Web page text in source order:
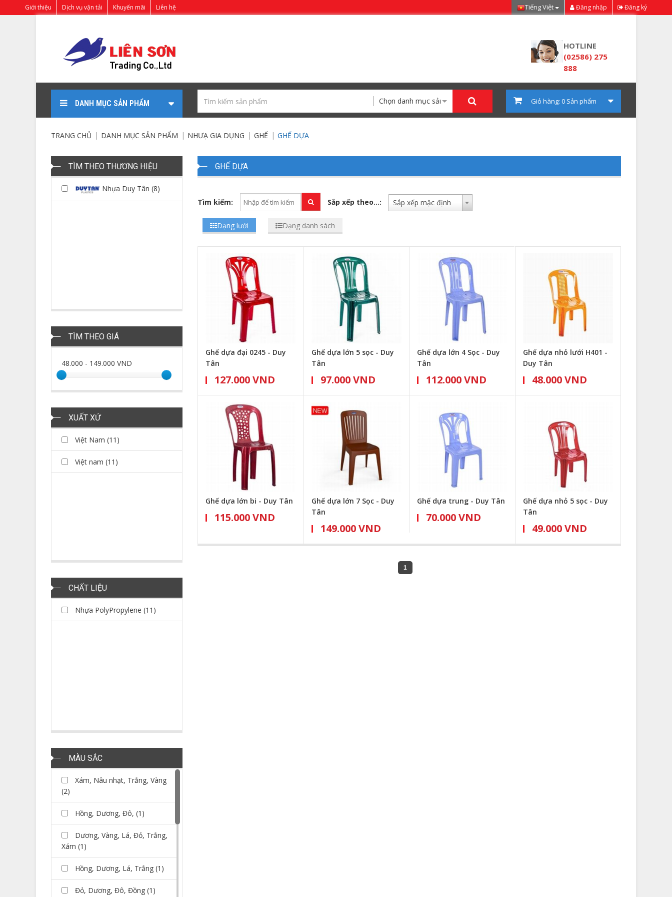
Giới thiệu Dịch vụ vận tải Khuyến mãi Liên hệ Tiếng Việt Đăng nhập Đăng ký
HOTLINE
(02586) 275
888
Chọn danh mục sản phẩm Giỏ hàng: 0 Sản phẩm
DANH MỤC SẢN PHẨM
TRANG CHỦ DANH MỤC SẢN PHẨM NHƯẠ GIA DỤNG GHẾ GHẾ DỰA
GHẾ DỰA
Tìm kiếm: Sắp xếp theo...: Sắp xếp mặc định
Dạng lưới Dạng danh sách
Ghế dựa đại 0245 - Duy
Tân
127.000 VND
Ghế dựa lớn 5 sọc - Duy
Tân
97.000 VND
Ghế dựa lớn 4 Sọc - Duy
Tân
112.000 VND
Ghế dựa nhỏ lưới H401 -
Duy Tân
48.000 VND
Ghế dựa lớn bi - Duy Tân
115.000 VND
Ghế dựa lớn 7 Sọc - Duy
Tân
149.000 VND
Ghế dựa trung - Duy Tân
70.000 VND
Ghế dựa nhỏ 5 sọc - Duy
Tân
49.000 VND
1
TÌM THEO THƯƠNG HIỆU
Nhựa Duy Tân (8)
TÌM THEO GIÁ
48.000 - 149.000 VND
XUẤT XỨ
Việt Nam (11)
Việt nam (11)
CHẤT LIỆU
Nhựa PolyPropylene (11)
MÀU SẮC
Xám, Nâu nhạt, Trắng, Vàng
(2)
Hồng, Dương, Đô, (1)
Dương, Vàng, Lá, Đỏ, Trắng,
Xám (1)
Hồng, Dương, Lá, Trắng (1)
Đỏ, Dương, Đô, Đồng (1)